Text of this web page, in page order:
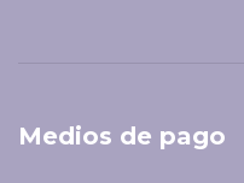
Medios de pago